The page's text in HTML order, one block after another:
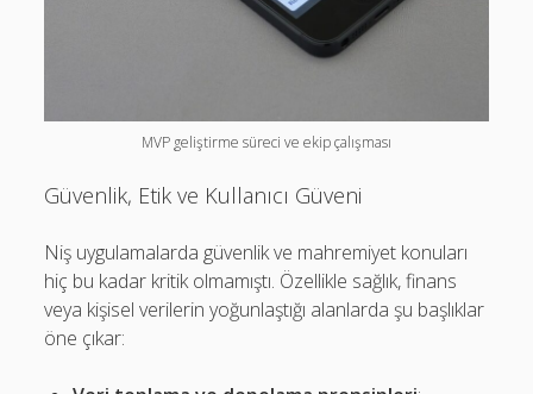
MVP geliştirme süreci ve ekip çalışması
Güvenlik, Etik ve Kullanıcı Güveni
Niş uygulamalarda güvenlik ve mahremiyet konuları
hiç bu kadar kritik olmamıştı. Özellikle sağlık, finans
veya kişisel verilerin yoğunlaştığı alanlarda şu başlıklar
öne çıkar: